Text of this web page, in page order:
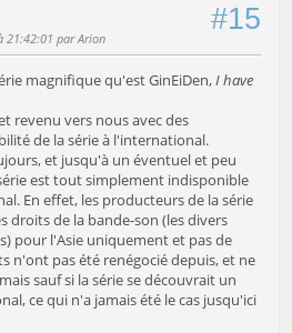
#15
21:42:01 par Arion
magnifique qu'est GinEiDen,I have
revenu vers nous avec des
de la série à l'international.
et jusqu'à un éventuel et peu
est tout simplement indisponible
En effet, les producteurs de la série
droits de la bande-son (les divers
pour l'Asie uniquement et pas de
n'ont pas été renégocié depuis, et ne
sauf si la série se découvrait un
ce qui n'a jamais été le cas jusqu'ici